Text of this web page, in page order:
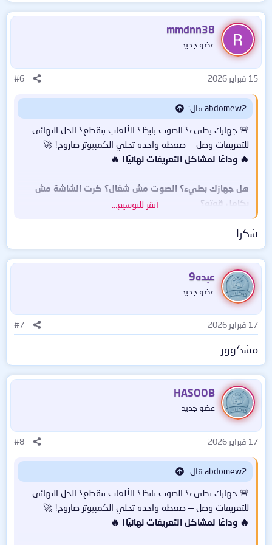
ت
ف
ا
ع
ا
ت
:
mmdnn38
عضو جديد
15 فبراير 2026 #6
abdomew2 قال:
🚨 جهازك بطيء؟ الصوت بايظ؟ الألعاب بتقطع؟ الحل النهائي
للتعريفات وصل — ضغطة واحدة تخلي الكمبيوتر صاروخ! 🚀
🔥 وداعًا لمشاكل التعريفات نهائيًا! 🔥
هل جهازك بطيء؟ الصوت مش شغال؟ كرت الشاشة مش
بكامل قوته؟
الحل بسيط جدًا 👇
✨ Driver Talent Pro 8.1.12.70 Silent Install – Abo
Samer
برنامج ذكي يبحث عن تعريفات جهازك الناقصة أو القديمة
ويحدثها تلقائيًا بضغطة واحدة!
🚀 المميزات:
✔ اكتشاف جميع التعريفات المفقودة فورًا
✔ تحميل أحدث إصدار رسمي لكل تعريف
✔ تثبيت تلقائي بدون أي تدخل منك
✔ تحسين سرعة وأداء الكمبيوتر
✔ حل مشاكل النت والصوت والشاشة والألعاب
💻 مناسب لكل نسخ الويندوز
أنقر للتوسيع...
شكرا
عبده9
عضو جديد
17 فبراير 2026 #7
مشكوور
HASOOB
عضو جديد
17 فبراير 2026 #8
abdomew2 قال:
🚨 جهازك بطيء؟ الصوت بايظ؟ الألعاب بتقطع؟ الحل النهائي
للتعريفات وصل — ضغطة واحدة تخلي الكمبيوتر صاروخ! 🚀
🔥 وداعًا لمشاكل التعريفات نهائيًا! 🔥